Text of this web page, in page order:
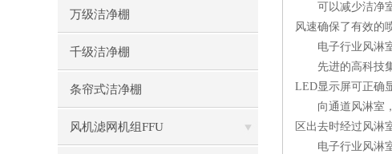
万级洁净棚
千级洁净棚
条帘式洁净棚
风机滤网机组FFU
可以减少洁净室
风速确保了有效的
电子行业风淋室
先进的高科技集
LED显示屏可正确
向通道风淋室，
区出去时经过风淋
电子行业风淋室